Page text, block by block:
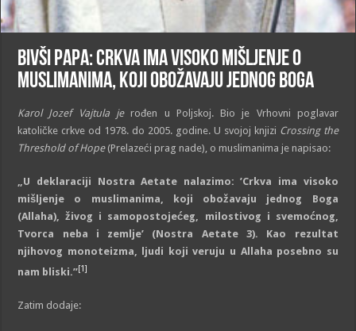
Bivši Papa: Crkva ima visoko mišljenje o
muslimanima, koji obožavaju jednog Boga
Karol Jozef Vajtula jerođen u Poljskoj. Bio je Vrhovni poglavar
katoličke crkve od 1978. do 2005. godine. U svojoj knjizi Crossing the
Threshold of Hope(Prelazeći prag nade), o muslimanima je napisao:
„U deklaraciji Nostra Aetate nalazimo: ’Crkva ima visoko
mišljenje o muslimanima, koji obožavaju jednog Boga
(Allaha), živog i samopostojećeg, milostivog i svemoćnog,
Tvorca neba i zemlje’ (Nostra Aetate 3). Kao rezultat
njihovog monoteizma, ljudi koji veruju u Allaha posebno su
nam bliski.”[1]
Zatim dodaje: